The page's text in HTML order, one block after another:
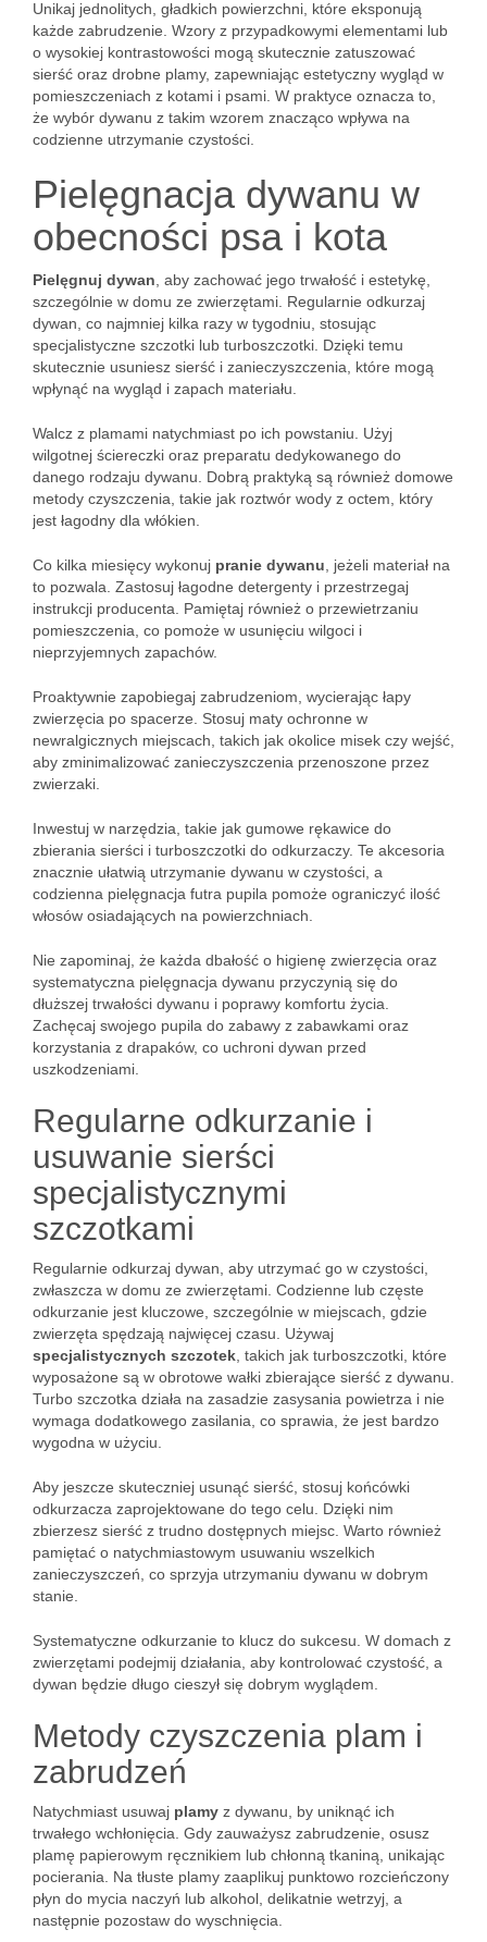
Unikaj jednolitych, gładkich powierzchni, które eksponują
każde zabrudzenie. Wzory z przypadkowymi elementami lub
o wysokiej kontrastowości mogą skutecznie zatuszować
sierść oraz drobne plamy, zapewniając estetyczny wygląd w
pomieszczeniach z kotami i psami. W praktyce oznacza to,
że wybór dywanu z takim wzorem znacząco wpływa na
codzienne utrzymanie czystości.
Pielęgnacja dywanu w
obecności psa i kota
Pielęgnuj dywan , aby zachować jego trwałość i estetykę,
szczególnie w domu ze zwierzętami. Regularnie odkurzaj
dywan, co najmniej kilka razy w tygodniu, stosując
specjalistyczne szczotki lub turboszczotki. Dzięki temu
skutecznie usuniesz sierść i zanieczyszczenia, które mogą
wpłynąć na wygląd i zapach materiału.
Walcz z plamami natychmiast po ich powstaniu. Użyj
wilgotnej ściereczki oraz preparatu dedykowanego do
danego rodzaju dywanu. Dobrą praktyką są również domowe
metody czyszczenia, takie jak roztwór wody z octem, który
jest łagodny dla włókien.
Co kilka miesięcy wykonuj pranie dywanu , jeżeli materiał na
to pozwala. Zastosuj łagodne detergenty i przestrzegaj
instrukcji producenta. Pamiętaj również o przewietrzaniu
pomieszczenia, co pomoże w usunięciu wilgoci i
nieprzyjemnych zapachów.
Proaktywnie zapobiegaj zabrudzeniom, wycierając łapy
zwierzęcia po spacerze. Stosuj maty ochronne w
newralgicznych miejscach, takich jak okolice misek czy wejść,
aby zminimalizować zanieczyszczenia przenoszone przez
zwierzaki.
Inwestuj w narzędzia, takie jak gumowe rękawice do
zbierania sierści i turboszczotki do odkurzaczy. Te akcesoria
znacznie ułatwią utrzymanie dywanu w czystości, a
codzienna pielęgnacja futra pupila pomoże ograniczyć ilość
włosów osiadających na powierzchniach.
Nie zapominaj, że każda dbałość o higienę zwierzęcia oraz
systematyczna pielęgnacja dywanu przyczynią się do
dłuższej trwałości dywanu i poprawy komfortu życia.
Zachęcaj swojego pupila do zabawy z zabawkami oraz
korzystania z drapaków, co uchroni dywan przed
uszkodzeniami.
Regularne odkurzanie i
usuwanie sierści
specjalistycznymi
szczotkami
Regularnie odkurzaj dywan, aby utrzymać go w czystości,
zwłaszcza w domu ze zwierzętami. Codzienne lub częste
odkurzanie jest kluczowe, szczególnie w miejscach, gdzie
zwierzęta spędzają najwięcej czasu. Używaj
specjalistycznych szczotek , takich jak turboszczotki, które
wyposażone są w obrotowe wałki zbierające sierść z dywanu.
Turbo szczotka działa na zasadzie zasysania powietrza i nie
wymaga dodatkowego zasilania, co sprawia, że jest bardzo
wygodna w użyciu.
Aby jeszcze skuteczniej usunąć sierść, stosuj końcówki
odkurzacza zaprojektowane do tego celu. Dzięki nim
zbierzesz sierść z trudno dostępnych miejsc. Warto również
pamiętać o natychmiastowym usuwaniu wszelkich
zanieczyszczeń, co sprzyja utrzymaniu dywanu w dobrym
stanie.
Systematyczne odkurzanie to klucz do sukcesu. W domach z
zwierzętami podejmij działania, aby kontrolować czystość, a
dywan będzie długo cieszył się dobrym wyglądem.
Metody czyszczenia plam i
zabrudzeń
Natychmiast usuwaj plamy z dywanu, by uniknąć ich
trwałego wchłonięcia. Gdy zauważysz zabrudzenie, osusz
plamę papierowym ręcznikiem lub chłonną tkaniną, unikając
pocierania. Na tłuste plamy zaaplikuj punktowo rozcieńczony
płyn do mycia naczyń lub alkohol, delikatnie wetrzyj, a
następnie pozostaw do wyschnięcia.